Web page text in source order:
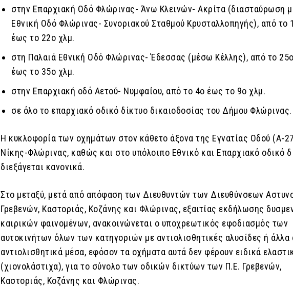
στην Επαρχιακή Οδό Φλώρινας- Άνω Κλεινών- Ακρίτα (διασταύρωση
Εθνική Οδό Φλώρινας- Συνοριακού Σταθμού Κρυσταλλοπηγής), από το
έως το 22ο χλμ.
στη Παλαιά Εθνική Οδό Φλώρινας- Έδεσσας (μέσω Κέλλης), από το
έως το 35ο χλμ.
στην Επαρχιακή οδό Αετού- Νυμφαίου, από το 4ο έως το 9ο χλμ.
σε όλο το επαρχιακό οδικό δίκτυο δικαιοδοσίας του Δήμου Φλώρινας.
Η κυκλοφορία των οχημάτων στον κάθετο άξονα της Εγνατίας Οδού (Α-
Νίκης-Φλώρινας, καθώς και στο υπόλοιπο Εθνικό και Επαρχιακό οδικό
διεξάγεται κανονικά.
Στο μεταξύ, μετά από απόφαση των Διευθυντών των Διευθύνσεων
Γρεβενών, Καστοριάς, Κοζάνης και Φλώρινας, εξαιτίας εκδήλωσης
καιρικών φαινομένων, ανακοινώνεται ο υποχρεωτικός εφοδιασμός των
αυτοκινήτων όλων των κατηγοριών με αντιολισθητικές αλυσίδες ή άλλα
αντιολισθητικά μέσα, εφόσον τα οχήματα αυτά δεν φέρουν ειδικά
(χιονολάστιχα), για το σύνολο των οδικών δικτύων των Π.Ε. Γρεβενών,
Καστοριάς, Κοζάνης και Φλώρινας.